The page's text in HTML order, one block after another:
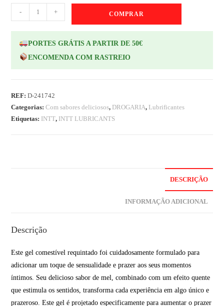
- + COMPRAR
PORTES GRÁTIS A PARTIR DE 50€
ENCOMENDA COM RASTREIO
REF:D-241742
Categorias:Com sabores deliciosos, DROGARIA, Lubrificantes
Etiquetas: INTT, INTT LUBRICANTS
DESCRIÇÃO
INFORMAÇÃO ADICIONAL
Descrição
Este gel comestível requintado foi cuidadosamente formulado para
adicionar um toque de sensualidade e prazer aos seus momentos
íntimos. Seu delicioso sabor de mel, combinado com um efeito quente
que estimula os sentidos, transforma cada experiência em algo único e
prazeroso. Este gel é projetado especificamente para aumentar o prazer